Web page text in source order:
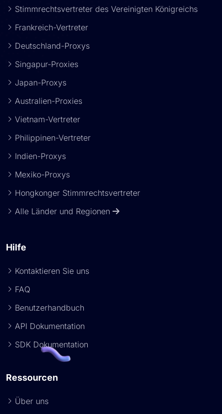
Stimmrechtsvertreter des Vereinigten Königreichs
Frankreich-Vertreter
Deutschland-Proxys
Singapur-Proxies
Japan-Proxys
Australien-Proxies
Vietnam-Vertreter
Philippinen-Vertreter
Indien-Proxys
Mexiko-Proxys
Hongkonger Stimmrechtsvertreter
Alle Länder und Regionen
Hilfe
Kontaktieren Sie uns
FAQ
Benutzerhandbuch
API Dokumentation
SDK Dokumentation
Ressourcen
Über uns